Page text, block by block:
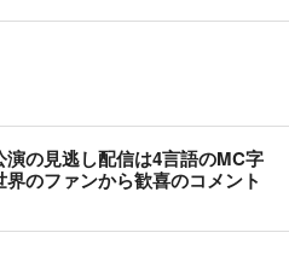
演の見逃し配信は4言語のMC字
のファンから歓喜のコメント